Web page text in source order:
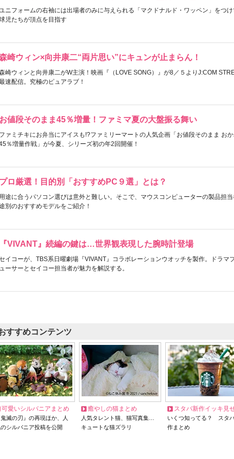
ニフォームの右袖には出場者のみに与えられる「マクドナルド・ワッペン」をつ
児たちが頂点を目指す
崎ウィン×向井康二“両片思い”にキュンが止まらん！
崎ウィンと向井康二がW主演！映画『（LOVE SONG）』が8／５よりJ:COM
速配信。究極のピュアラブ！
お値段そのまま45％増量！ファミマ夏の大盤振る舞い
ファミチキにお弁当にアイスも!?ファミリーマートの人気企画「お値段そのまま おか
％増量作戦」が今夏、シリーズ初の年2回開催！
プロ厳選！目的別「おすすめPC９選」とは？
用途に合うパソコン選びは意外と難しい。そこで、マウスコンピューターの製品担当
別のおすすめモデルをご紹介！
『VIVANT』続編の鍵は…世界観表現した腕時計登場
イコーが、TBS系日曜劇場『VIVANT』コラボレーションウオッチを製作。ドラマ
ューサーとセイコー担当者が魅力を解説する。
すすめコンテンツ
可愛いシルバニアまとめ
鬼滅の刃』の再現ほか、人
シルバニア投稿を公開
癒やしの猫まとめ
人気タレント猫、猫写真集…
キュートな猫ズラリ
スタバ新作イッキ見
いくつ知ってる？ スタ
作まとめ